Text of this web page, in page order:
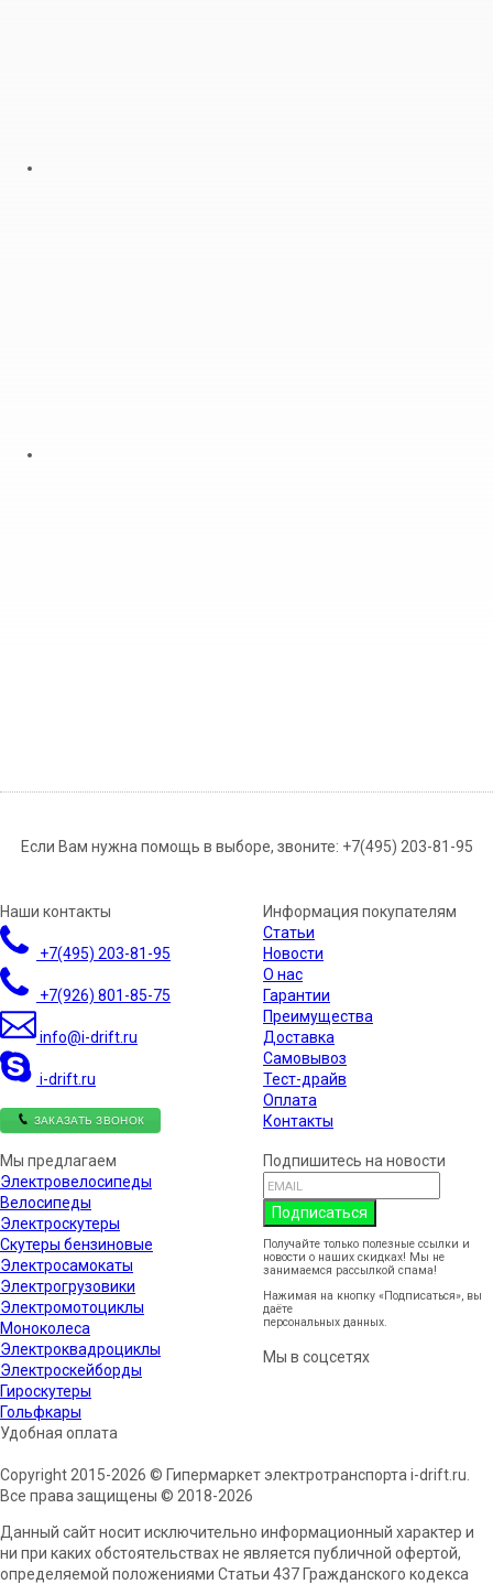
Если Вам нужна помощь в выборе, звоните: +7(495) 203-81-95
Наши контакты
+7(495) 203-81-95
+7(926) 801-85-75
info@i-drift.ru
i-drift.ru
ЗАКАЗАТЬ ЗВОНОК
Информация покупателям
Статьи
Новости
О нас
Гарантии
Преимущества
Доставка
Самовывоз
Тест-драйв
Оплата
Контакты
Мы предлагаем
Электровелосипеды
Велосипеды
Электроскутеры
Скутеры бензиновые
Электросамокаты
Электрогрузовики
Электромотоциклы
Моноколеса
Электроквадроциклы
Электроскейборды
Гироскутеры
Гольфкары
Удобная оплата
Подпишитесь на новости
Подписаться
Получайте только полезные ссылки и
новости о наших скидках! Мы не
занимаемся рассылкой спама!
Нажимая на кнопку «Подписаться», вы
даёте
персональных данных.
Мы в соцсетях
Copyright 2015-2026 © Гипермаркет электротранспорта i-drift.ru.
Все права защищены © 2018-2026
Данный сайт носит исключительно информационный характер и
ни при каких обстоятельствах не является публичной офертой,
определяемой положениями Статьи 437 Гражданского кодекса